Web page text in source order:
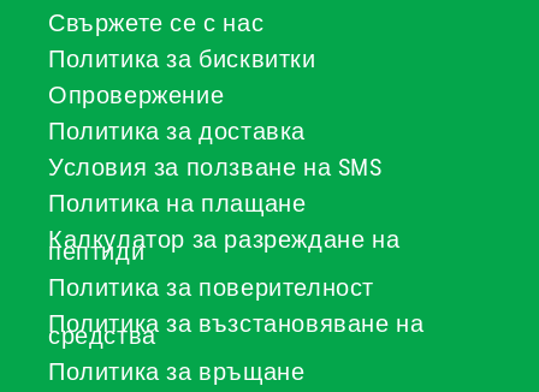
Свържете се с нас
Политика за бисквитки
Опровержение
Политика за доставка
Условия за ползване на SMS
Политика на плащане
Калкулатор за разреждане на
пептиди
Политика за поверителност
Политика за възстановяване на
средства
Политика за връщане